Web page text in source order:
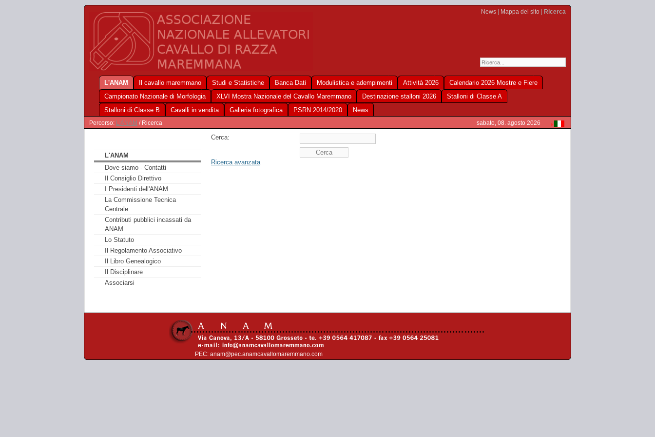
News Mappa del sito Ricerca
L'ANAM Il cavallo maremmano Studi e Statistiche Banca Dati Modulistica e adempimenti Attività 2026
Calendario 2026 Mostre e Fiere
Campionato Nazionale di Morfologia
XLVI Mostra Nazionale del Cavallo Maremmano Destinazione stalloni 2026
Stalloni di Classe A
Stalloni di Classe B
Cavalli in vendita Galleria fotografica PSRN 2014/2020 News
Percorso: L'ANAM / Ricerca sabato, 08. agosto 2026
L'ANAM
Dove siamo - Contatti
Il Consiglio Direttivo
I Presidenti dell'ANAM
La Commissione Tecnica
Centrale
Contributi pubblici incassati da
ANAM
Lo Statuto
Il Regolamento Associativo
Il Libro Genealogico
Il Disciplinare
Associarsi
Cerca:
Ricerca avanzata
PEC: anam@pec.anamcavallomaremmano.com